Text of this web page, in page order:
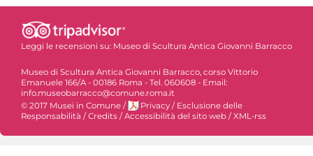
Leggi le recensioni su: Museo di Scultura Antica Giovanni Barracco
Museo di Scultura Antica Giovanni Barracco, corso Vittorio
Emanuele 166/A - 00186 Roma - Tel. 060608 - Email:
info.museobarracco@comune.roma.it
© 2017 Musei in Comune / Privacy / Esclusione delle
Responsabilità / Credits / Accessibilità del sito web / XML-rss